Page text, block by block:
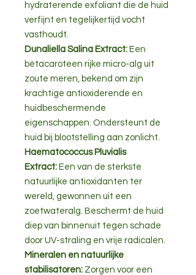
hydraterende exfoliant die de huid
verfijnt en tegelijkertijd vocht
vasthoudt.
Dunaliella Salina Extract: Een
bètacaroteen rijke micro-alg uit
zoute meren, bekend om zijn
krachtige antioxiderende en
huidbeschermende
eigenschappen. Ondersteunt de
huid bij blootstelling aan zonlicht.
Haematococcus Pluvialis
Extract: Een van de sterkste
natuurlijke antioxidanten ter
wereld, gewonnen uit een
zoetwateralg. Beschermt de huid
diep van binnenuit tegen schade
door UV-straling en vrije radicalen.
Mineralen en natuurlijke
stabilisatoren: Zorgen voor een